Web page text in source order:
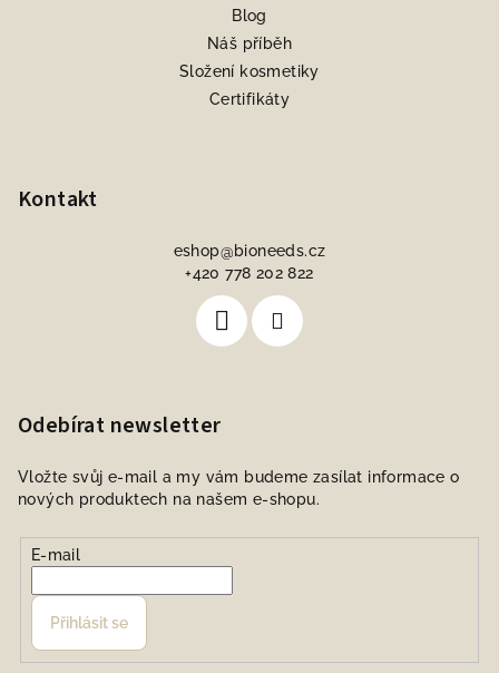
Blog
Náš příběh
Složení kosmetiky
Certifikáty
Kontakt
eshop@bioneeds.cz
+420 778 202 822
Odebírat newsletter
Vložte svůj e-mail a my vám budeme zasílat informace o
nových produktech na našem e-shopu.
E-mail
Přihlásit se